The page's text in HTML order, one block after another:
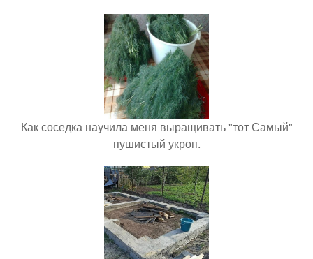
Как соседка научила меня выращивать "тот Самый"
пушистый укроп.